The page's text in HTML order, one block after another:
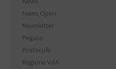
News Open
Newsletter
Pegaso
Protocolli
Regione VdA